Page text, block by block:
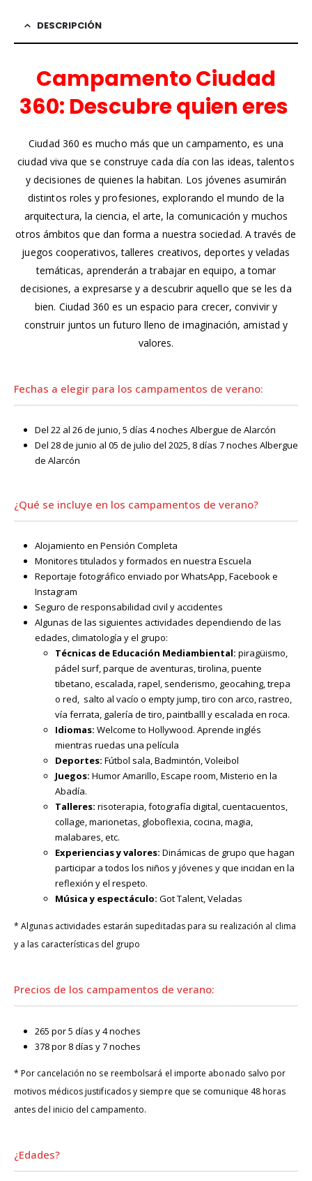
DESCRIPCIÓN
Campamento Ciudad
360: Descubre quien eres
Ciudad 360 es mucho más que un campamento, es una
ciudad viva que se construye cada día con las ideas, talentos
y decisiones de quienes la habitan. Los jóvenes asumirán
distintos roles y profesiones, explorando el mundo de la
arquitectura, la ciencia, el arte, la comunicación y muchos
otros ámbitos que dan forma a nuestra sociedad. A través de
juegos cooperativos, talleres creativos, deportes y veladas
temáticas, aprenderán a trabajar en equipo, a tomar
decisiones, a expresarse y a descubrir aquello que se les da
bien. Ciudad 360 es un espacio para crecer, convivir y
construir juntos un futuro lleno de imaginación, amistad y
valores.
Fechas a elegir para los campamentos de verano:
Del 22 al 26 de junio, 5 días 4 noches Albergue de Alarcón
Del 28 de junio al 05 de julio del 2025, 8 días 7 noches Albergue
de Alarcón
¿Qué se incluye en los campamentos de verano?
Alojamiento en Pensión Completa
Monitores titulados y formados en nuestra Escuela
Reportaje fotográfico enviado por WhatsApp, Facebook e
Instagram
Seguro de responsabilidad civil y accidentes
Algunas de las siguientes actividades dependiendo de las
edades, climatología y el grupo:
Técnicas de Educación Mediambiental: piragüismo,
pádel surf, parque de aventuras, tirolina, puente
tibetano, escalada, rapel, senderismo, geocahing, trepa
o red, salto al vacío o empty jump, tiro con arco, rastreo,
vía ferrata, galería de tiro, paintballl y escalada en roca.
Idiomas: Welcome to Hollywood. Aprende inglés
mientras ruedas una película
Deportes:Fútbol sala, Badmintón, Voleibol
Juegos: Humor Amarillo, Escape room, Misterio en la
Abadía.
Talleres: risoterapia, fotografía digital, cuentacuentos,
collage, marionetas, globoflexia, cocina, magia,
malabares, etc.
Experiencias y valores: Dinámicas de grupo que hagan
participar a todos los niños y jóvenes y que incidan en la
reflexión y el respeto.
Música y espectáculo:Got Talent, Veladas
* Algunas actividades estarán supeditadas para su realización al clima
y a las características del grupo
Precios de los campamentos de verano:
265 por 5 días y 4 noches
378 por 8 días y 7 noches
* Por cancelación no se reembolsará el importe abonado salvo por
motivos médicos justificados y siempre que se comunique 48 horas
antes del inicio del campamento.
¿Edades?